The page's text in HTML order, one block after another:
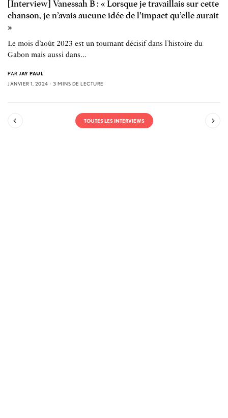
TOUTES LES INTERVIEWS
[Interview] Vanessah B : « Lorsque je travaillais sur cette
chanson, je n’avais aucune idée de l’impact qu’elle aurait
»
Le mois d’août 2023 est un tournant décisif dans l’histoire du
Gabon mais aussi dans…
PAR JAY PAUL
JANVIER 1, 2024
3 MINS DE LECTURE